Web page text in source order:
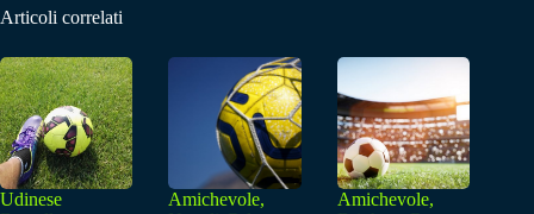
Articoli correlati
Udinese
Amichevole,
Amichevole,